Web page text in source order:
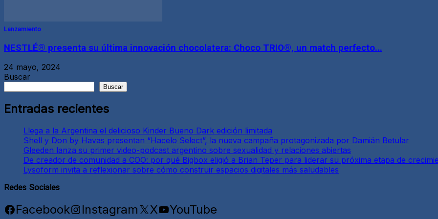
Lanzamiento
NESTLÉ® presenta su última innovación chocolatera: Choco TRIO®, un match perfecto...
24 mayo, 2024
Buscar
Buscar
Entradas recientes
Llega a la Argentina el delicioso Kinder Bueno Dark edición limitada
Shell y Don by Havas presentan “Hacelo Select”, la nueva campaña protagonizada por Damián Betular
Gleeden lanza su primer video-podcast argentino sobre sexualidad y relaciones abiertas
De creador de comunidad a COO: por qué Bigbox eligió a Brian Teper para liderar su próxima etapa de
Lysoform invita a reflexionar sobre cómo construir espacios digitales más saludables
Redes Sociales
Facebook Instagram X YouTube